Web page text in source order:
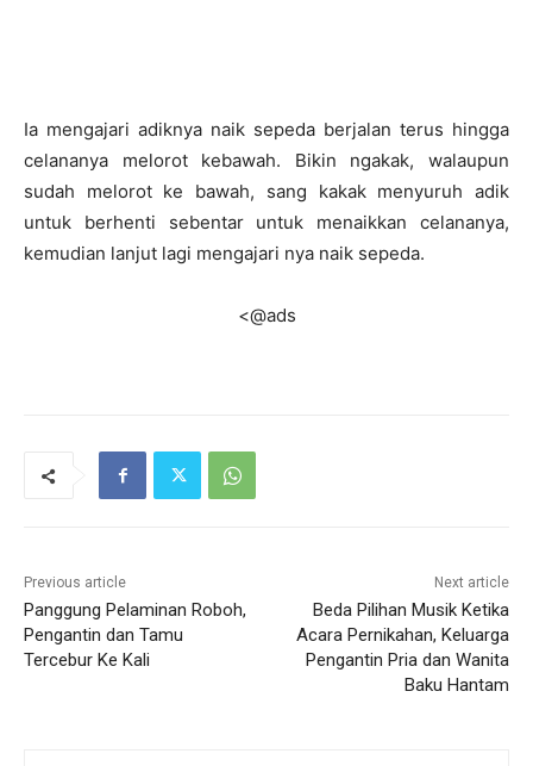
Ia mengajari adiknya naik sepeda berjalan terus hingga
celananya melorot kebawah. Bikin ngakak, walaupun
sudah melorot ke bawah, sang kakak menyuruh adik
untuk berhenti sebentar untuk menaikkan celananya,
kemudian lanjut lagi mengajari nya naik sepeda.
<@ads
Previous article
Panggung Pelaminan Roboh,
Pengantin dan Tamu
Tercebur Ke Kali
Next article
Beda Pilihan Musik Ketika
Acara Pernikahan, Keluarga
Pengantin Pria dan Wanita
Baku Hantam